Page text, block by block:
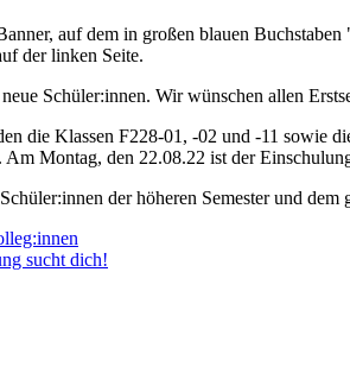
Schüler:innen. Wir wünschen allen
die Klassen F228-01, -02 und -11 sowie
Montag, den 22.08.22 ist der
der höheren Semester und
sucht dich!